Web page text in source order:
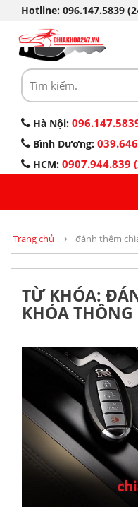
Hotline: 096.147.5839
Hà Nội:
Bình Dương:
HCM: 0907.944.839
Trang chủ đánh thêm
TỪ KHÓA:
KHÓA